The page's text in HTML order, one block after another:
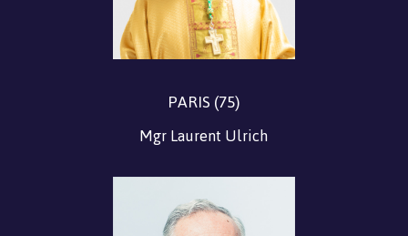
PARIS (75)
Mgr Laurent Ulrich